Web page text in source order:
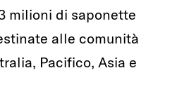
milioni di saponette
alle comunità
Pacifico, Asia e